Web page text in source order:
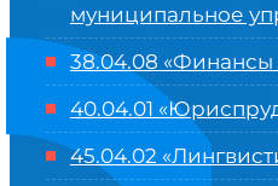
муниципальное
38.04.08 «Финансы
40.04.01
45.04.02